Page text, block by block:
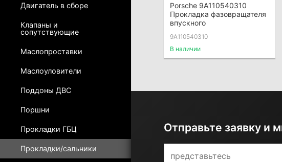
Porsche 9A110540310
Прокладка фазовращателя
впускного
9A110540310
В наличии
Отправьте заявку и
Двигатель в сборе
Клапаны и
сопутствующие
Маслопроставки
Маслоуловители
Поддоны ДВС
Поршни
Прокладки ГБЦ
Прокладки/сальники